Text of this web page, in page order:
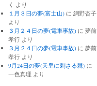
く より
１月３日の夢(富士山)に 網野杏子
より
３月２４日の夢(電車事故)に 夢前
孝行より
３月２４日の夢(電車事故)に 夢前
孝行より
9月24日の夢(天皇に刺さる棘)に
一色真理 より